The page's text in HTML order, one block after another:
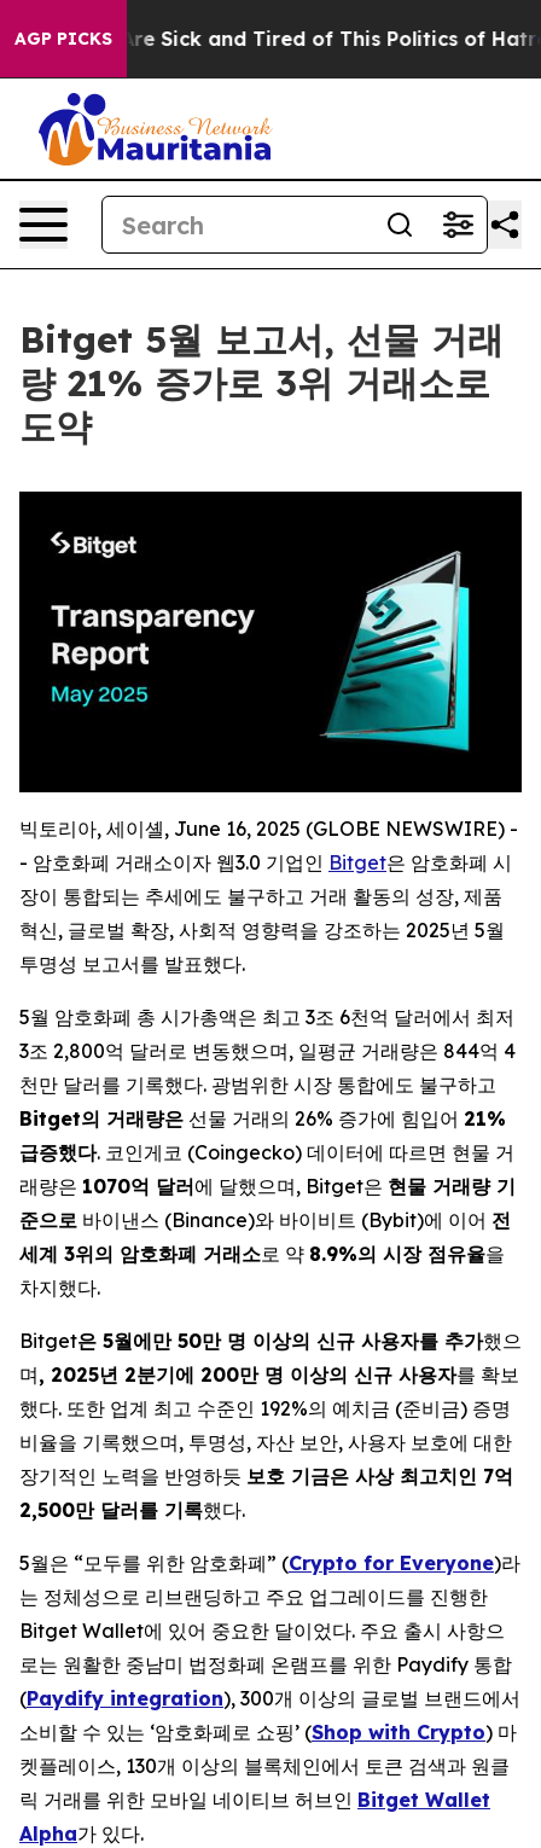
AGP PICKSAre Sick and Tired of This Politics of Hatred”
Bitget 5월 보고서, 선물 거래
량 21% 증가로 3위 거래소로
도약
빅토리아, 세이셸, June 16, 2025 (GLOBE NEWSWIRE) -
- 암호화폐 거래소이자 웹3.0 기업인 Bitget은 암호화폐 시
장이 통합되는 추세에도 불구하고 거래 활동의 성장, 제품
혁신, 글로벌 확장, 사회적 영향력을 강조하는 2025년 5월
투명성 보고서를 발표했다.
5월 암호화폐 총 시가총액은 최고 3조 6천억 달러에서 최저
3조 2,800억 달러로 변동했으며, 일평균 거래량은 844억 4
천만 달러를 기록했다. 광범위한 시장 통합에도 불구하고
Bitget의 거래량은 선물 거래의 26% 증가에 힘입어 21%
급증했다. 코인게코 (Coingecko) 데이터에 따르면 현물 거
래량은 1070억 달러에 달했으며, Bitget은 현물 거래량 기
준으로 바이낸스 (Binance)와 바이비트 (Bybit)에 이어 전
세계 3위의 암호화폐 거래소로 약 8.9%의 시장 점유율을
차지했다.
Bitget은 5월에만 50만 명 이상의 신규 사용자를 추가했으
며, 2025년 2분기에 200만 명 이상의 신규 사용자를 확보
했다. 또한 업계 최고 수준인 192%의 예치금 (준비금) 증명
비율을 기록했으며, 투명성, 자산 보안, 사용자 보호에 대한
장기적인 노력을 반영하듯 보호 기금은 사상 최고치인 7억
2,500만 달러를 기록했다.
5월은 “모두를 위한 암호화폐” (Crypto for Everyone)라
는 정체성으로 리브랜딩하고 주요 업그레이드를 진행한
Bitget Wallet에 있어 중요한 달이었다. 주요 출시 사항으
로는 원활한 중남미 법정화폐 온램프를 위한 Paydify 통합
(Paydify integration), 300개 이상의 글로벌 브랜드에서
소비할 수 있는 ‘암호화폐로 쇼핑’ (Shop with Crypto) 마
켓플레이스, 130개 이상의 블록체인에서 토큰 검색과 원클
릭 거래를 위한 모바일 네이티브 허브인 Bitget Wallet
Alpha가 있다.